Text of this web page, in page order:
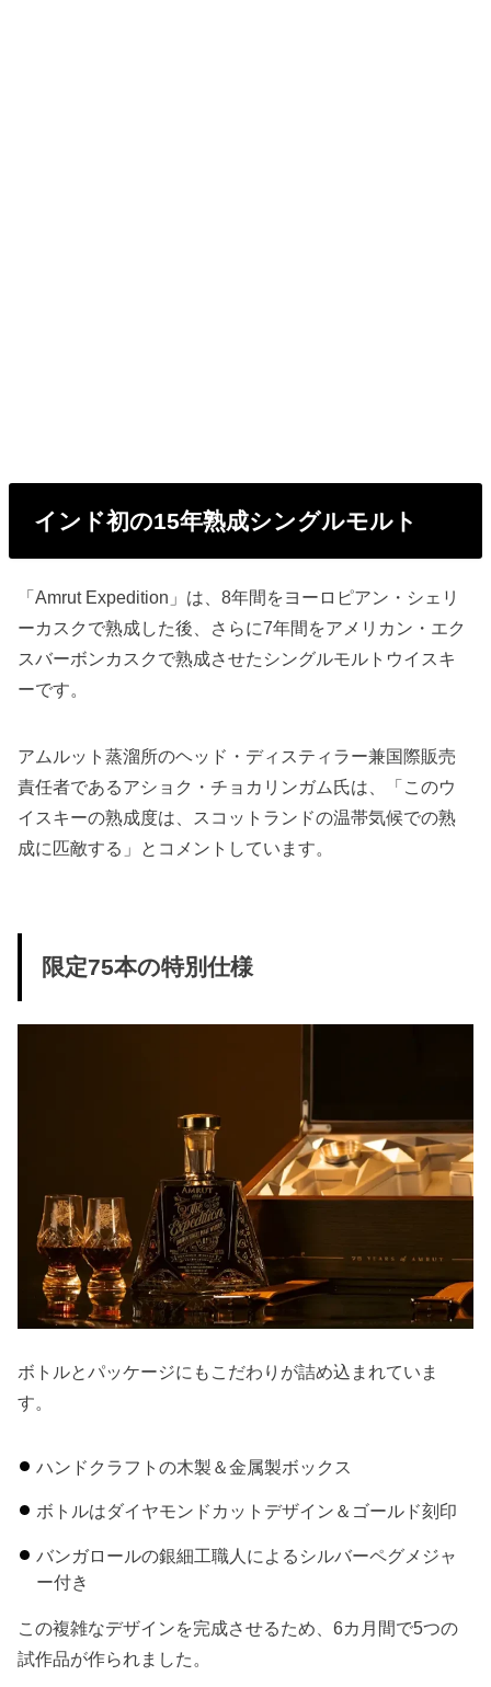
インド初の15年熟成シングルモルト
「Amrut Expedition」は、8年間をヨーロピアン・シェリ
ーカスクで熟成した後、さらに7年間をアメリカン・エク
スバーボンカスクで熟成させたシングルモルトウイスキ
ーです。
アムルット蒸溜所のヘッド・ディスティラー兼国際販売
責任者であるアショク・チョカリンガム氏は、「このウ
イスキーの熟成度は、スコットランドの温帯気候での熟
成に匹敵する」とコメントしています。
限定75本の特別仕様
ボトルとパッケージにもこだわりが詰め込まれていま
す。
ハンドクラフトの木製＆金属製ボックス
ボトルはダイヤモンドカットデザイン＆ゴールド刻印
バンガロールの銀細工職人によるシルバーペグメジャ
ー付き
この複雑なデザインを完成させるため、6カ月間で5つの
試作品が作られました。